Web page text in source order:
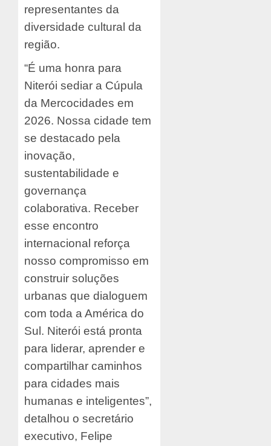
representantes da
diversidade cultural da
região.
“É uma honra para
Niterói sediar a Cúpula
da Mercocidades em
2026. Nossa cidade tem
se destacado pela
inovação,
sustentabilidade e
governança
colaborativa. Receber
esse encontro
internacional reforça
nosso compromisso em
construir soluções
urbanas que dialoguem
com toda a América do
Sul. Niterói está pronta
para liderar, aprender e
compartilhar caminhos
para cidades mais
humanas e inteligentes”,
detalhou o secretário
executivo, Felipe